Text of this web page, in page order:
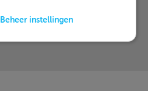
Beheer instellingen